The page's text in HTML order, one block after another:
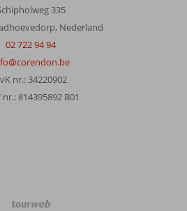
335
Nederland
02 722 94 94
nr.: 34220902
nr.: 814395892 B01
TourWeb